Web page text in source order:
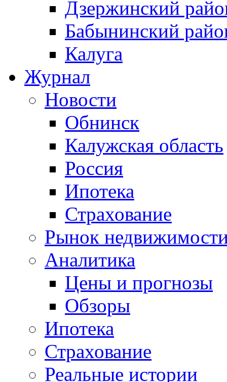
Дзержинский
Бабынинский
Калуга
Журнал
Новости
Обнинск
Калужская область
Россия
Ипотека
Страхование
Рынок
Аналитика
Цены и прогнозы
Обзоры
Ипотека
Страхование
Реальные истории